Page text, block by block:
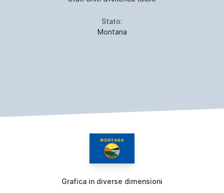
Stato:
Montana
Grafica in diverse dimensioni